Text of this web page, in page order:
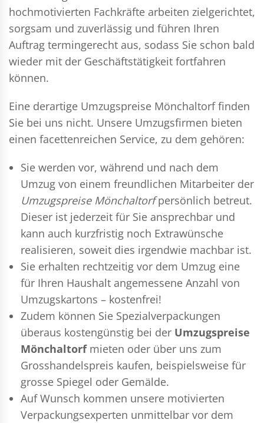
hochmotivierten Fachkräfte arbeiten zielgerichtet,
sorgsam und zuverlässig und führen Ihren
Auftrag termingerecht aus, sodass Sie schon bald
wieder mit der Geschäftstätigkeit fortfahren
können.
Eine derartige Umzugspreise Mönchaltorf finden
Sie bei uns nicht. Unsere Umzugsfirmen bieten
einen facettenreichen Service, zu dem gehören:
Sie werden vor, während und nach dem
Umzug von einem freundlichen Mitarbeiter der
Umzugspreise Mönchaltorfpersönlich betreut.
Dieser ist jederzeit für Sie ansprechbar und
kann auch kurzfristig noch Extrawünsche
realisieren, soweit dies irgendwie machbar ist.
Sie erhalten rechtzeitig vor dem Umzug eine
für Ihren Haushalt angemessene Anzahl von
Umzugskartons – kostenfrei!
Zudem können Sie Spezialverpackungen
überaus kostengünstig bei der Umzugspreise
Mönchaltorfmieten oder über uns zum
Grosshandelspreis kaufen, beispielsweise für
grosse Spiegel oder Gemälde.
Auf Wunsch kommen unsere motivierten
Verpackungsexperten unmittelbar vor dem